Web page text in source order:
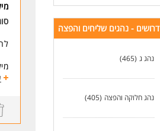
דרושים - נהגים שליחים והפצה
נהג ג (465)
נהג חלוקה והפצה (405)
-
-
-
-